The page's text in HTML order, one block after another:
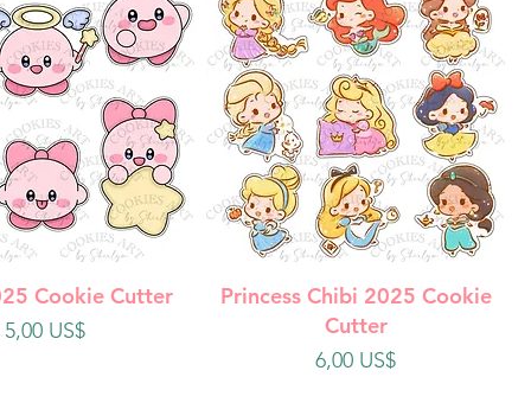
rápida
Cookie Cutter
Precio
5,00 US$
Vista rápida
Princess Chibi 2025 Cookie
Cutter
Precio
6,00 US$